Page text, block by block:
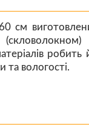
см
робить
та вологості.